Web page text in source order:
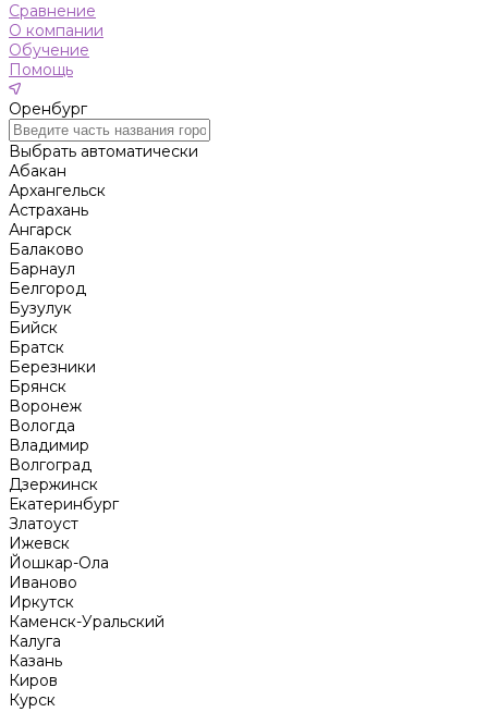
Сравнение
О компании
Обучение
Помощь
Оренбург
Выбрать автоматически
Абакан
Архангельск
Астрахань
Ангарск
Балаково
Барнаул
Белгород
Бузулук
Бийск
Братск
Березники
Брянск
Воронеж
Вологда
Владимир
Волгоград
Дзержинск
Екатеринбург
Златоуст
Ижевск
Йошкар-Ола
Иваново
Иркутск
Каменск-Уральский
Калуга
Казань
Киров
Курск